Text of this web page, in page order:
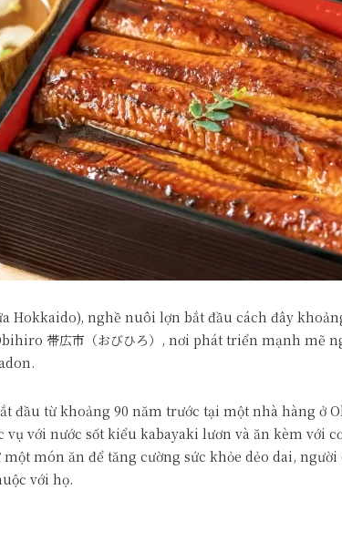
Hokkaido), nghề nuôi lợn bắt đầu cách đây
帯広市（おびひろ）, nơi phát triển mạnh mẽ
đầu từ khoảng 90 năm trước tại một nhà hàng ở
với nước sốt kiểu kabayaki lươn và ăn kèm với
món ăn để tăng cường sức khỏe dẻo dai,
với họ.